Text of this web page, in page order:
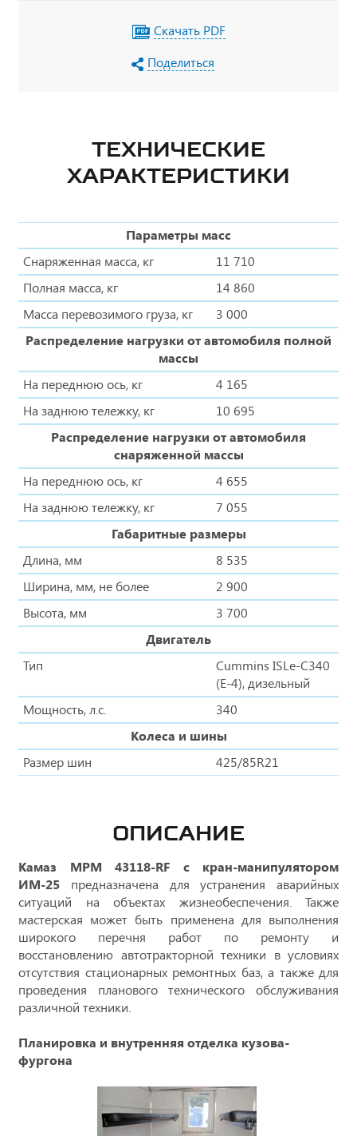
Скачать PDF
Поделиться
ТЕХНИЧЕСКИЕ
ХАРАКТЕРИСТИКИ
Параметры масс
Снаряженная масса, кг
11 710
Полная масса, кг
14 860
Масса перевозимого груза, кг
3 000
Распределение нагрузки от автомобиля полной
массы
На переднюю ось, кг
4 165
На заднюю тележку, кг
10 695
Распределение нагрузки от автомобиля
снаряженной массы
На переднюю ось, кг
4 655
На заднюю тележку, кг
7 055
Габаритные размеры
Длина, мм
8 535
Ширина, мм, не более
2 900
Высота, мм
3 700
Двигатель
Тип
Cummins ISLe-C340
(E-4), дизельный
Мощность, л.с.
340
Колеса и шины
Размер шин
425/85R21
ОПИСАНИЕ
Камаз МРМ 43118-RF с кран-манипулятором
ИМ-25 предназначена для устранения аварийных
ситуаций на объектах жизнеобеспечения. Также
мастерская может быть применена для выполнения
широкого перечня работ по ремонту и
восстановлению автотракторной техники в условиях
отсутствия стационарных ремонтных баз, а также для
проведения планового технического обслуживания
различной техники.
Планировка и внутренняя отделка кузова-
фургона